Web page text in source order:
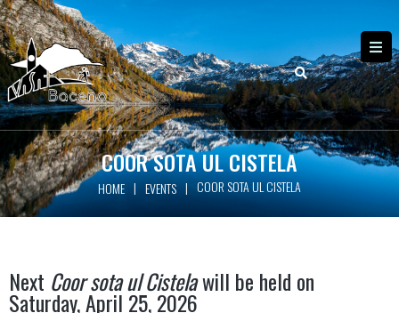
COOR SOTA UL CISTELA
HOME | EVENTS | COOR SOTA UL CISTELA
Next Coor sota ul Cistelawill be held on
Saturday, April 25, 2026